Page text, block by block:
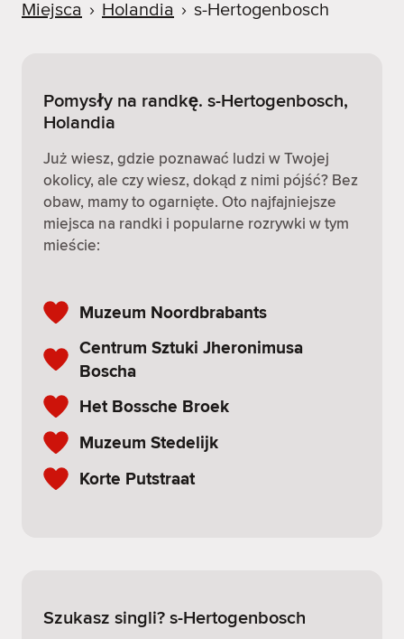
Miejsca › Holandia › s-Hertogenbosch
Pomysły na randkę. s-Hertogenbosch,
Holandia
Już wiesz, gdzie poznawać ludzi w Twojej
okolicy, ale czy wiesz, dokąd z nimi pójść? Bez
obaw, mamy to ogarnięte. Oto najfajniejsze
miejsca na randki i popularne rozrywki w tym
mieście:
Muzeum Noordbrabants
Centrum Sztuki Jheronimusa
Boscha
Het Bossche Broek
Muzeum Stedelijk
Korte Putstraat
Szukasz singli? s-Hertogenbosch